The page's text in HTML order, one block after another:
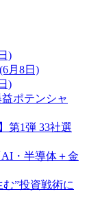
)
月8日)
)
ポテンシャ
第1弾 33社選
・半導体＋金
”投資戦術に